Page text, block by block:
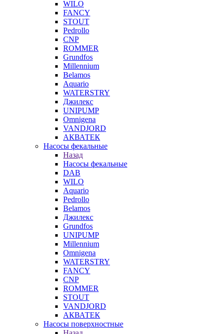
WILO
FANCY
STOUT
Pedrollo
CNP
ROMMER
Grundfos
Millennium
Belamos
Aquario
WATERSTRY
Джилекс
UNIPUMP
Omnigena
VANDJORD
АКВАТЕК
Насосы фекальные
Назад
Насосы фекальные
DAB
WILO
Aquario
Pedrollo
Belamos
Джилекс
Grundfos
UNIPUMP
Millennium
Omnigena
WATERSTRY
FANCY
CNP
ROMMER
STOUT
VANDJORD
АКВАТЕК
Насосы поверхностные